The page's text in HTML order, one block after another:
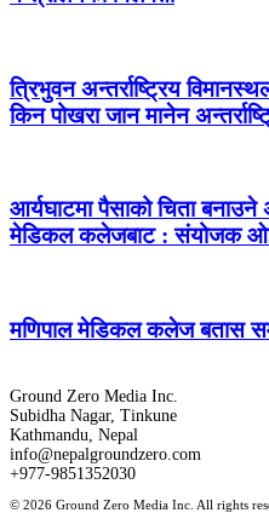
त्रिभुवन अन्तर्राष्ट्रिय
किन पोखरा जान मानेन
आर्यघाटमा पैसाको चिता
मेडिकल कलेजबाट : संयोजक
मणिपाल मेडिकल कलेज बतास
Ground Zero Media Inc.
Subidha Nagar, Tinkune
Kathmandu, Nepal
info@nepalgroundzero.com
+977-9851352030
© 2026 Ground Zero Media Inc. All rights